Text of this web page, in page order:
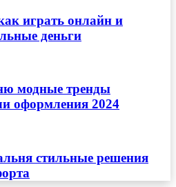
играть онлайн и
деньги
модные тренды
оформления 2024
стильные решения